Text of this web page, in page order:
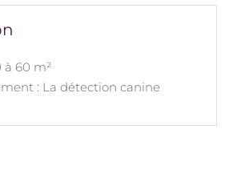
à 60 m²
: La détection canine